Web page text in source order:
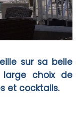
sur sa belle
choix de
et cocktails.